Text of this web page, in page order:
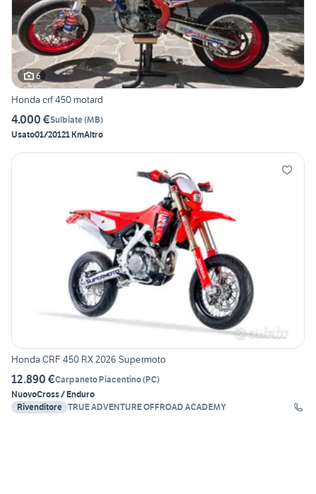
6
Honda crf 450 motard
4.000 €Sulbiate(MB)
Usato01/20121 KmAltro
Honda CRF 450 RX 2026 Supermoto
12.890 €Carpaneto Piacentino(PC)
NuovoCross / Enduro
Rivenditore TRUE ADVENTURE OFFROAD ACADEMY